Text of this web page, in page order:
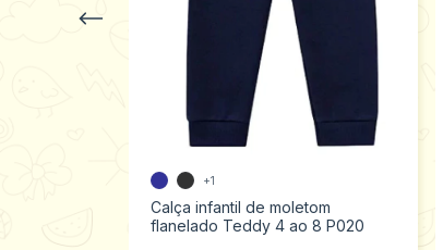
Calça infantil de moletom
flanelado Teddy 4 ao 8 P020
+1